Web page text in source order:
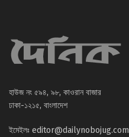
হাউজ নং ৫৯৪, ৯৮, কাওরান বাজার
ঢাকা-১২১৫, বাংলাদেশ
ইমেইলঃ editor@dailynobojug.com